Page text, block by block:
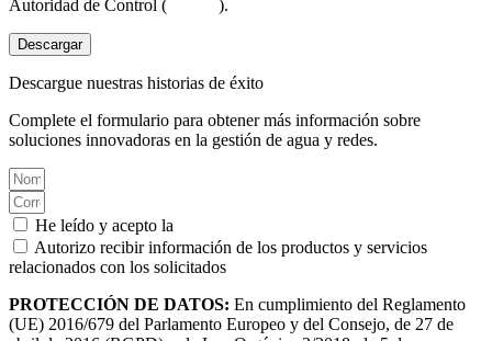
Autoridad de Control (
).
Descargar
Descargue nuestras historias de éxito
Complete el formulario para obtener más información sobre
soluciones innovadoras en la gestión de agua y redes.
He leído y acepto la
Autorizo recibir información de los productos y servicios
relacionados con los solicitados
PROTECCIÓN DE DATOS: En cumplimiento del Reglamento
(UE) 2016/679 del Parlamento Europeo y del Consejo, de 27 de